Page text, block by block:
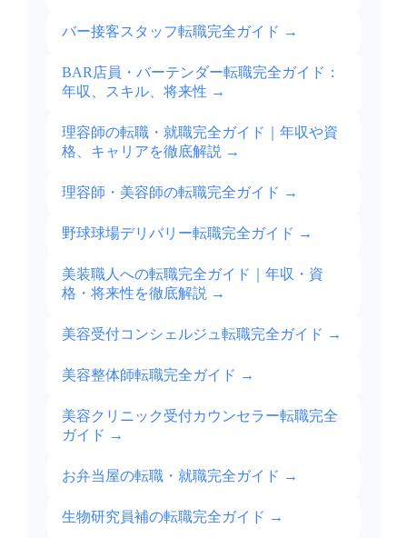
バー接客スタッフ転職完全ガイド →
BAR店員・バーテンダー転職完全ガイド：
年収、スキル、将来性 →
理容師の転職・就職完全ガイド｜年収や資
格、キャリアを徹底解説 →
理容師・美容師の転職完全ガイド →
野球球場デリバリー転職完全ガイド →
美装職人への転職完全ガイド｜年収・資
格・将来性を徹底解説 →
美容受付コンシェルジュ転職完全ガイド →
美容整体師転職完全ガイド →
美容クリニック受付カウンセラー転職完全
ガイド →
お弁当屋の転職・就職完全ガイド →
生物研究員補の転職完全ガイド →